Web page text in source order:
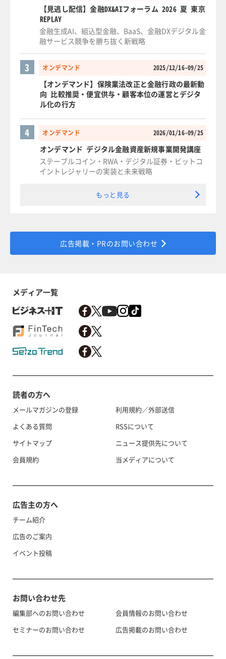
【見逃し配信】金融DX&AIフォーラム 2026 夏 東京
REPLAY
金融生成AI、組込型金融、BaaS、金融DXデジタル金
融サービス競争を勝ち抜く新戦略
オンデマンド 2025/12/16-09/25
3
【オンデマンド】保険業法改正と金融行政の最新動
向 比較推奨・便宜供与・顧客本位の運営とデジタ
ル化の行方
オンデマンド 2026/01/16-09/25
4
オンデマンド デジタル金融資産新規事業開発講座
ステーブルコイン・RWA・デジタル証券・ビットコ
イントレジャリーの実装と未来戦略
もっと見る
広告掲載・PRのお問い合わせ
メディア一覧
読者の方へ
メールマガジンの登録
よくある質問
サイトマップ
会員規約
利用規約／外部送信
RSSについて
ニュース提供先について
当メディアについて
広告主の方へ
チーム紹介
広告のご案内
イベント投稿
お問い合わせ先
編集部へのお問い合わせ
セミナーのお問い合わせ
会員情報のお問い合わせ
広告掲載のお問い合わせ